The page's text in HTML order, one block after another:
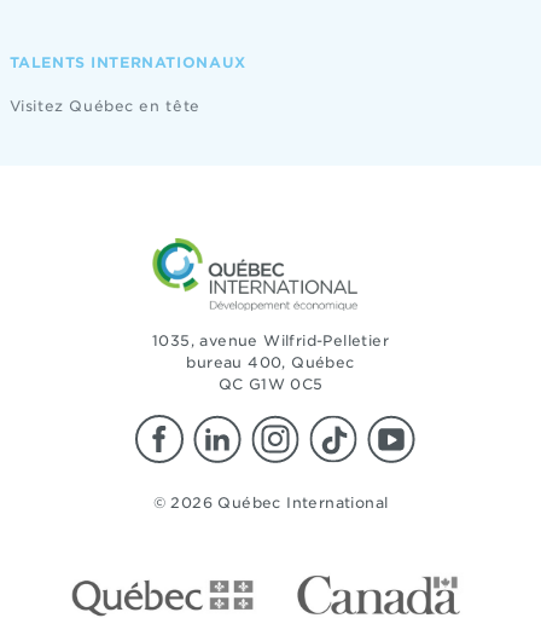
TALENTS INTERNATIONAUX
Visitez Québec en tête
1035, avenue Wilfrid-Pelletier
bureau 400, Québec
QC G1W 0C5
© 2026 Québec International